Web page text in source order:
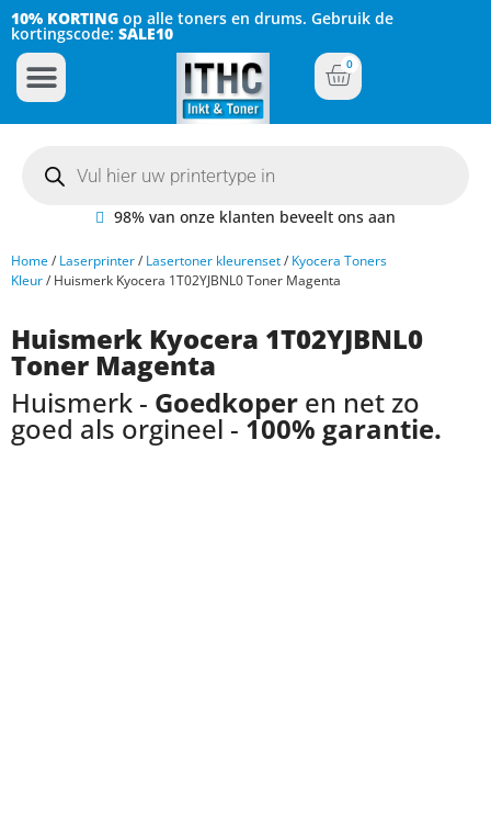
10% KORTING op alle toners en drums. Gebruik de
kortingscode: SALE10
0
98% van onze klanten beveelt ons aan
Home/ Laserprinter/ Lasertoner kleurenset/ Kyocera Toners
Kleur/ Huismerk Kyocera 1T02YJBNL0 Toner Magenta
Huismerk Kyocera 1T02YJBNL0
Toner Magenta
Huismerk - Goedkoper en net zo
goed als orgineel - 100% garantie.